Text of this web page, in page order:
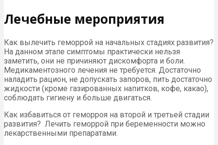
Лечебные мероприятия
Как вылечить геморрой на начальных стадиях развития?
На данном этапе симптомы практически нельзя
заметить, они не причиняют дискомфорта и боли.
Медикаментозного лечения не требуется. Достаточно
наладить рацион, не допускать запоров, пить достаточно
жидкости (кроме газированных напитков, кофе, какао),
соблюдать гигиену и больше двигаться.
Как избавиться от геморроя на второй и третьей стадии
развития? Лечить геморрой при беременности можно
лекарственными препаратами.